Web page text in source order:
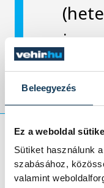
Beleegyezés
Ez a weboldal
Sütiket használunk
szabásához,
valamint
Férfi